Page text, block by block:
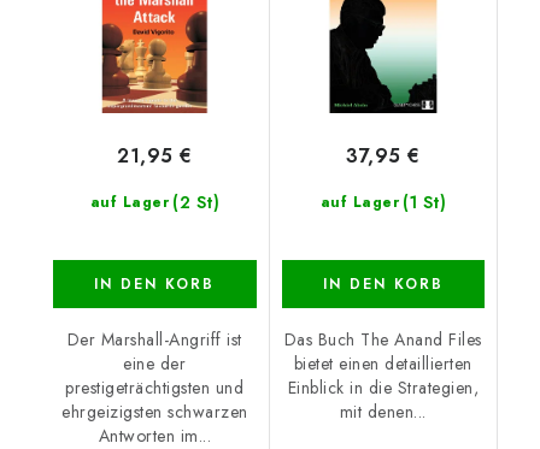
auf Lager (2 St)
21,95 €
IN DEN KORB
Der Marshall-Angriff ist
eine der
prestigeträchtigsten und
ehrgeizigsten schwarzen
Antworten im...
auf Lager (1 St)
37,95 €
IN DEN KORB
Das Buch The Anand Files
bietet einen detaillierten
Einblick in die Strategien,
mit denen...